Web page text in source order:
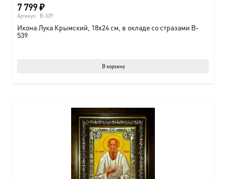
7 799₽
Артикул: B-539
Икона Лука Крымский, 18х24 см, в окладе со стразами B-
539
В корзину